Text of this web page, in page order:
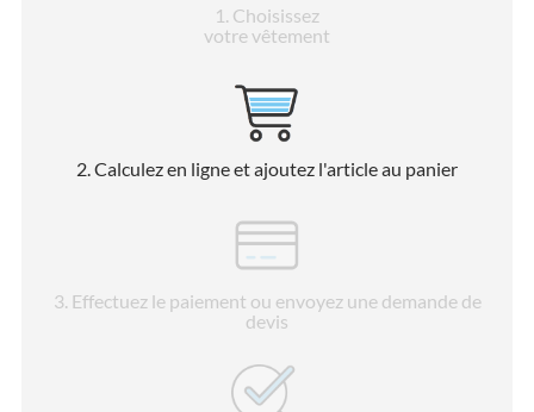
1 . Choisissez
votre vêtement
2. Calculez en ligne et ajoutez l'article au panier
3. Effectuez le paiement ou envoyez une demande de
devis